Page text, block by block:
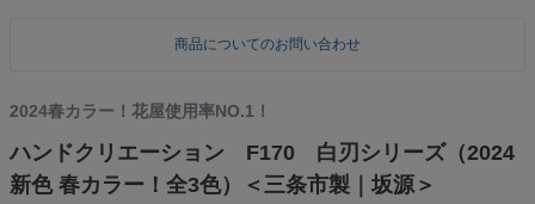
商品についてのお問い合わせ
2024春カラー！花屋使用率NO.1！
ハンドクリエーション F170 白刃シリーズ（2024
新色 春カラー！全3色）＜三条市製｜坂源＞